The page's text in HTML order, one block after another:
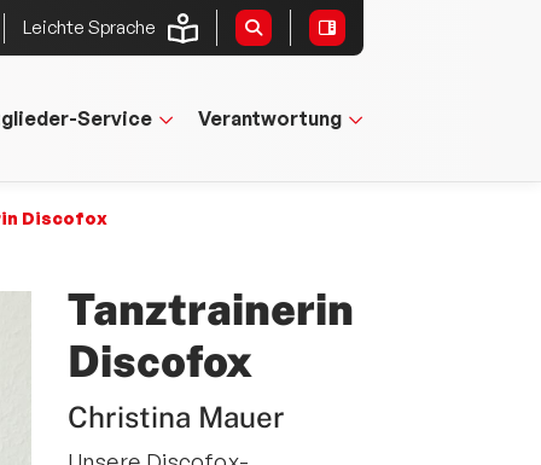
Leichte Sprache
Service Verantwortung
Discofox
Tanztrainerin
Discofox
Christina Mauer